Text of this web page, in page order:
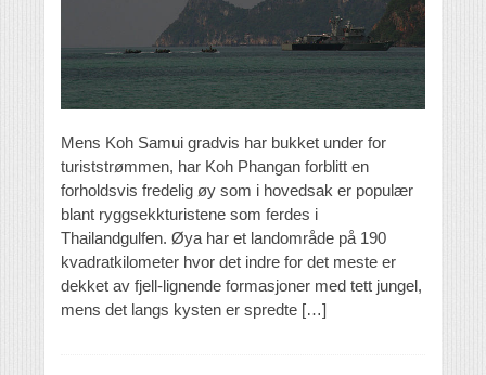
Mens Koh Samui gradvis har bukket under for
turiststrømmen, har Koh Phangan forblitt en
forholdsvis fredelig øy som i hovedsak er populær
blant ryggsekkturistene som ferdes i
Thailandgulfen. Øya har et landområde på 190
kvadratkilometer hvor det indre for det meste er
dekket av fjell-lignende formasjoner med tett jungel,
mens det langs kysten er spredte […]